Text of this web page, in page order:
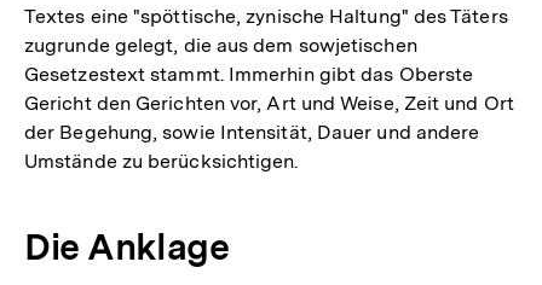
Textes eine "spöttische, zynische Haltung" des Täters
zugrunde gelegt, die aus dem sowjetischen
Gesetzestext stammt. Immerhin gibt das Oberste
Gericht den Gerichten vor, Art und Weise, Zeit und Ort
der Begehung, sowie Intensität, Dauer und andere
Umstände zu berücksichtigen.
Die Anklage